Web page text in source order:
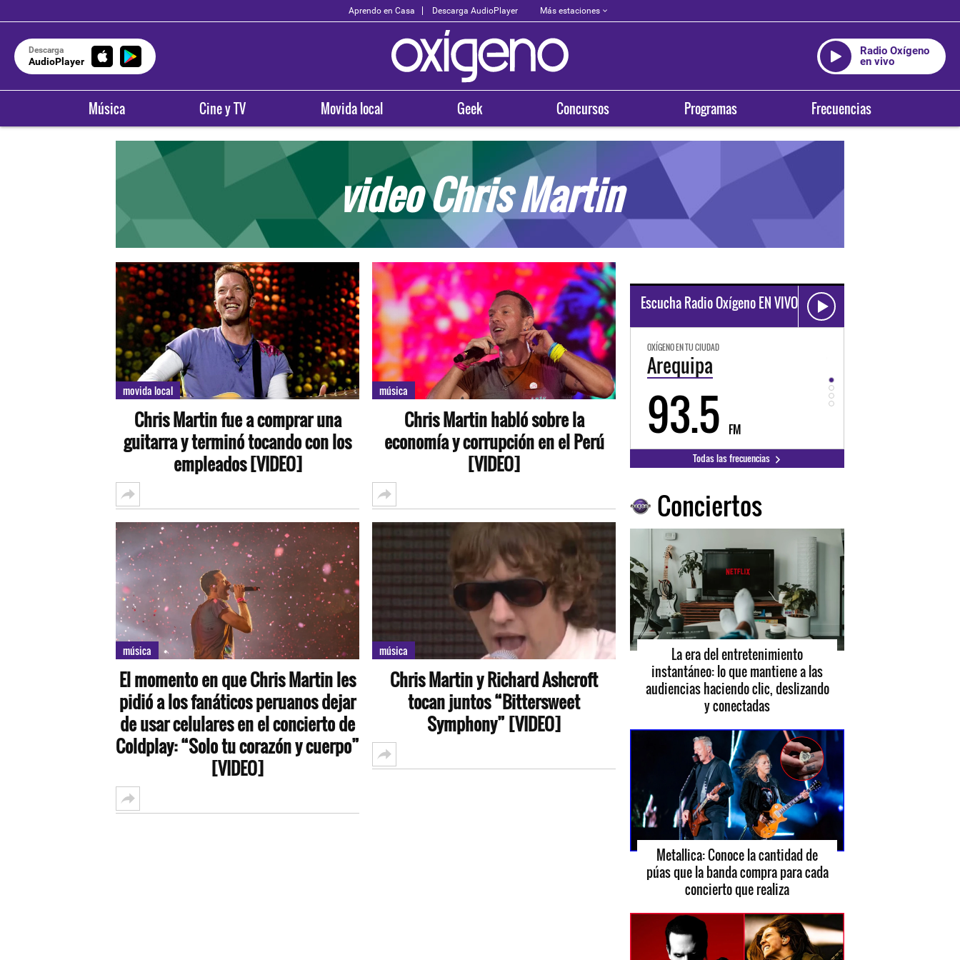
Aprendo en Casa Descarga AudioPlayer Más estaciones
Descarga
AudioPlayer
Radio Oxígeno
en vivo
Música Cine y TV Movida local Geek Concursos Programas Frecuencias
video Chris Martin
movida local
Chris Martin fue a comprar una
guitarra y terminó tocando con los
empleados [VIDEO]
música
El momento en que Chris Martin les
pidió a los fanáticos peruanos dejar
de usar celulares en el concierto de
Coldplay: “Solo tu corazón y cuerpo”
[VIDEO]
música
Chris Martin habló sobre la
economía y corrupción en el Perú
[VIDEO]
música
Chris Martin y Richard Ashcroft
tocan juntos “Bittersweet
Symphony” [VIDEO]
Escucha Radio Oxígeno EN VIVO
OXÍGENO EN TU CIUDAD
Arequipa
93.5 FM
OXÍGENO EN TU CIUDAD
Trujillo
98.3
Todas las frecuencias
Conciertos
La era del entretenimiento
instantáneo: lo que mantiene a las
audiencias haciendo clic, deslizando
y conectadas
Metallica: Conoce la cantidad de
púas que la banda compra para cada
concierto que realiza